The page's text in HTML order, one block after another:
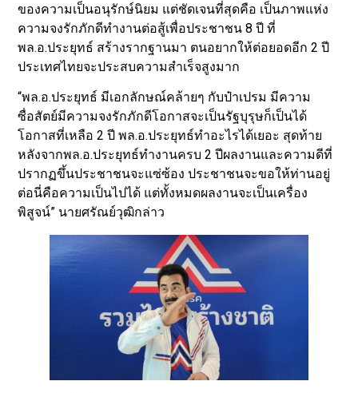
ของความเป็นอนุรักษ์นิยม แต่ชัดเจนที่สุดคือ เป็นภาพแห่ง
ความจงรักภักดีทำงานต่อสู้เพื่อประชาชน 8 ปี ที่
พล.อ.ประยุทธ์ สร้างรากฐานมา ตนอยากให้ต่อยอดอีก 2 ปี
ประเทศไทยจะประสบความสำเร็จสูงมาก
“พล.อ.ประยุทธ์ มีเอกลักษณ์คล้ายๆ กับป๋าเปรม มีความ
ซื่อสัตย์มีความจงรักภักดีโอกาสจะเป็นรัฐบุรุษก็เป็นได้
โอกาสที่เหลือ 2 ปี พล.อ.ประยุทธ์ทำอะไรได้เยอะ สุดท้าย
หลังจากพล.อ.ประยุทธ์ทำงานครบ 2 ปีผลงานและความดีที่
ปรากฏขึ้นประชาชนจะแซ่ซ้อง ประชาชนจะขอให้ท่านอยู่
ต่อนี่คือความเป็นไปได้ แต่ทั้งหมดผลงานจะเป็นเครื่อง
พิสูจน์” นายศรัณย์วุฒิกล่าว